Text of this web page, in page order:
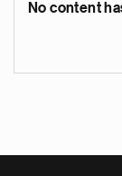
No content